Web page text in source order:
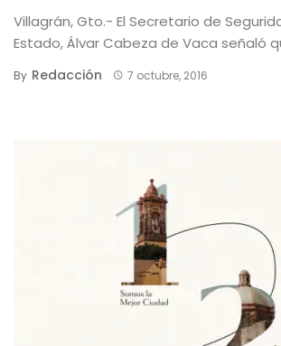
Villagrán, Gto.- El Secretario de
Estado, Álvar Cabeza de Vaca señaló
By Redacción 7 octubre, 2016